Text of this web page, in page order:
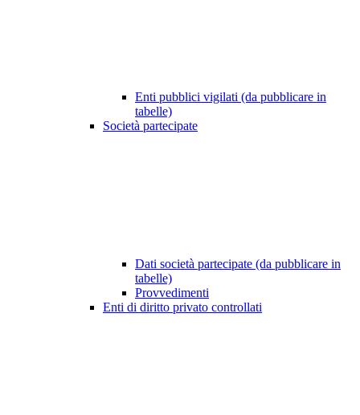
Enti pubblici vigilati (da pubblicare in
tabelle)
Società partecipate
Dati società partecipate (da pubblicare in
tabelle)
Provvedimenti
Enti di diritto privato controllati